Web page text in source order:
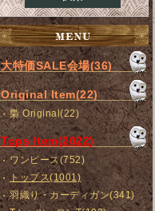
大特価SALE会場(36)
Original Item(22)
梟 Original(22)
Tops Item(2022)
ワンピース(752)
トップス(1001)
羽織り・カーディガン(341)